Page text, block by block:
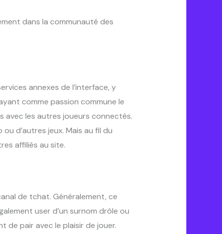
dans la communauté des
annexes de l’interface, y
comme passion commune le
avec les autres joueurs connectés.
d’autres jeux. Mais au fil du
affiliés au site.
de tchat. Généralement, ce
user d’un surnom drôle ou
de pair avec le plaisir de jouer.